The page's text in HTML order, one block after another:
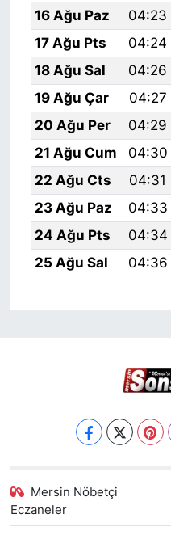
16 Ağu Paz
04:23
17 Ağu Pts
04:24
18 Ağu Sal
04:26
19 Ağu Çar
04:27
20 Ağu Per
04:29
21 Ağu Cum
04:30
22 Ağu Cts
04:31
23 Ağu Paz
04:33
24 Ağu Pts
04:34
25 Ağu Sal
04:36
Mersin Nöbetçi
Eczaneler